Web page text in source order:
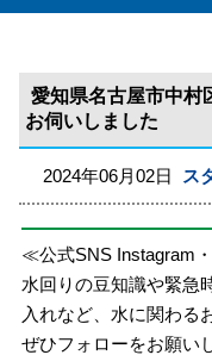
愛知県名古屋市中村
お伺いしました
2024年06月02日 ス
≪公式SNS Instagram
水回りの豆知識や緊急
入れなど、水に関わる
ぜひフォローをお願い